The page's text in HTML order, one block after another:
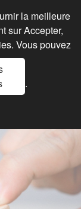
la meilleure
sur Accepter,
Vous pouvez
.